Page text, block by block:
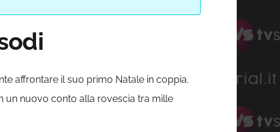
affrontare il suo primo Natale in coppia.
un nuovo conto alla rovescia tra mille